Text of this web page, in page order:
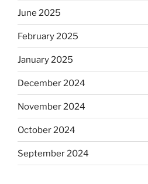
June 2025
February 2025
January 2025
December 2024
November 2024
October 2024
September 2024